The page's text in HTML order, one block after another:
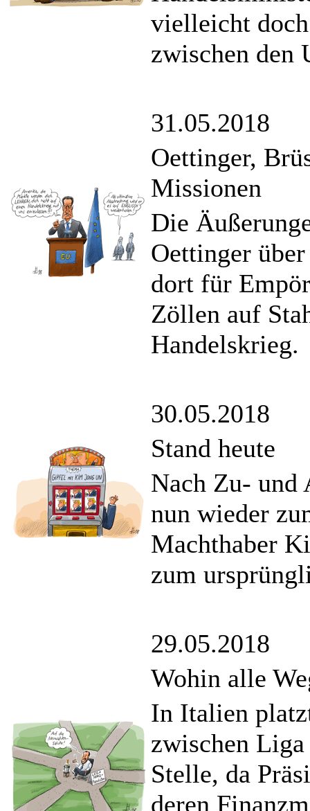
vielleicht
zwischen den
31.05.2018
Oettinger,
Missionen
Die
Oettinger
dort für
Zöllen auf
Handelskrieg.
30.05.2018
Stand heute
Nach Zu- und
nun wieder
Machthaber
zum
29.05.2018
Wohin alle
In Italien
zwischen
Stelle, da
deren